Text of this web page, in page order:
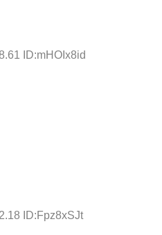
ID:mHOIx8id
ID:Fpz8xSJt